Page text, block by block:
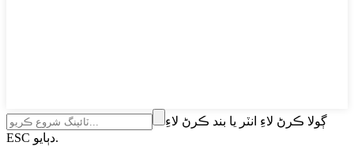
ڳولا ڪرڻ لاءِ انٽر يا بند ڪرڻ لاءِ
ESC دٻايو.